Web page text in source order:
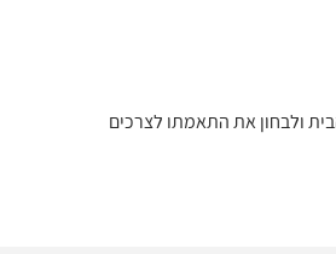
לפני שאתם יוצאים מהבית ולבחון את התאמתו לצרכים